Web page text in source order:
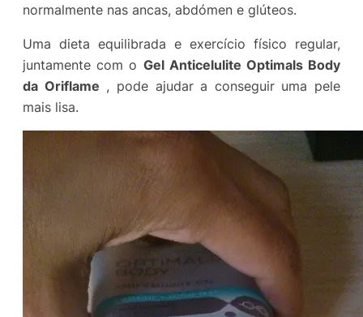
normalmente nas ancas, abdómen e glúteos.
Uma dieta equilibrada e exercício físico regular,
juntamente com o Gel Anticelulite Optimals Body
da Oriflame , pode ajudar a conseguir uma pele
mais lisa.